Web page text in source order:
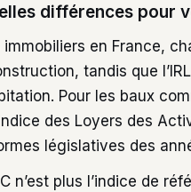
différences pour
en France,
tandis que
Pour les baux
des Loyers des
législatives des
n’est plus l’indice de